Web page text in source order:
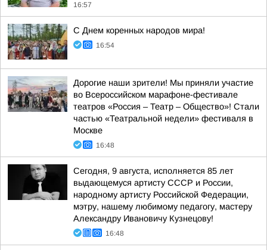
16:57
С Днем коренных народов мира!
16:54
Дорогие наши зрители! Мы приняли участие
во Всероссийском марафоне-фестивале
театров «Россия – Театр – Общество»! Стали
частью «Театральной недели» фестиваля в
Москве
16:48
Сегодня, 9 августа, исполняется 85 лет
выдающемуся артисту СССР и России,
народному артисту Российской Федерации,
мэтру, нашему любимому педагогу, мастеру
Александру Ивановичу Кузнецову!
16:48